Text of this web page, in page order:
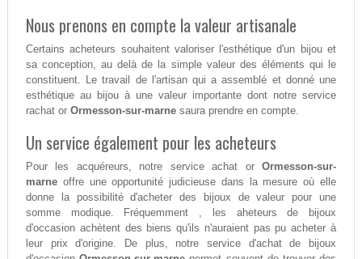
Nous prenons en compte la valeur artisanale
Certains acheteurs souhaitent valoriser l'esthétique d'un bijou et
sa conception, au delà de la simple valeur des éléments qui le
constituent. Le travail de l'artisan qui a assemblé et donné une
esthétique au bijou à une valeur importante dont notre service
rachat or Ormesson-sur-marnesaura prendre en compte.
Un service également pour les acheteurs
Pour les acquéreurs, notre service achat orOrmesson-sur-
marneoffre une opportunité judicieuse dans la mesure où elle
donne la possibilité d'acheter des bijoux de valeur pour une
somme modique. Fréquemment , les aheteurs de bijoux
d'occasion achètent des biens qu'ils n'auraient pas pu acheter à
leur prix d'origine. De plus, notre service d'achat de bijoux